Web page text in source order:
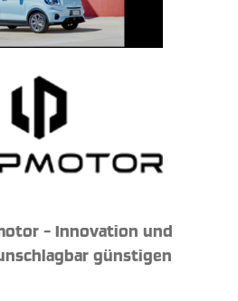
– Innovation und
günstigen